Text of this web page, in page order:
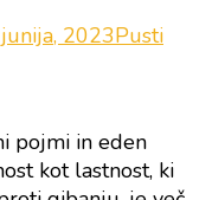
2023Pusti
pojmi in eden
kot lastnost, ki